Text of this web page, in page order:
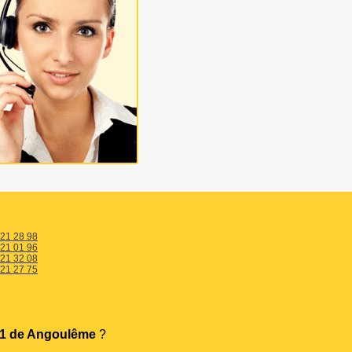
28 98
01 96
32 08
27 75
de Angoulême ?